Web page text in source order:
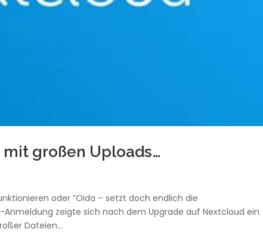
großen Uploads…
oder ”Oida – setzt doch endlich die
Anmeldung zeigte sich nach dem Upgrade auf Nextcloud ein
Dateien...